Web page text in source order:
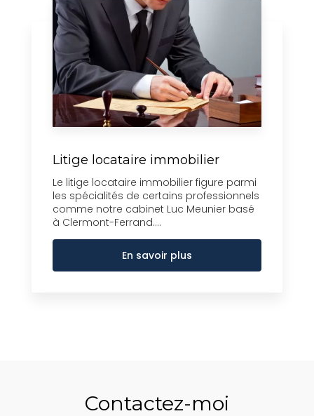
Litige locataire immobilier
Le litige locataire immobilier figure parmi
les spécialités de certains professionnels
comme notre cabinet Luc Meunier basé
à Clermont-Ferrand....
En savoir plus
Contactez-moi